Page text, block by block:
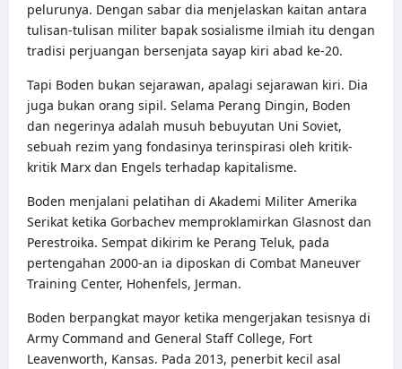
pelurunya. Dengan sabar dia menjelaskan kaitan antara
tulisan-tulisan militer bapak sosialisme ilmiah itu dengan
tradisi perjuangan bersenjata sayap kiri abad ke-20.
Tapi Boden bukan sejarawan, apalagi sejarawan kiri. Dia
juga bukan orang sipil. Selama Perang Dingin, Boden
dan negerinya adalah musuh bebuyutan Uni Soviet,
sebuah rezim yang fondasinya terinspirasi oleh kritik-
kritik Marx dan Engels terhadap kapitalisme.
Boden menjalani pelatihan di Akademi Militer Amerika
Serikat ketika Gorbachev memproklamirkan Glasnost dan
Perestroika. Sempat dikirim ke Perang Teluk, pada
pertengahan 2000-an ia diposkan di Combat Maneuver
Training Center, Hohenfels, Jerman.
Boden berpangkat mayor ketika mengerjakan tesisnya di
Army Command and General Staff College, Fort
Leavenworth, Kansas. Pada 2013, penerbit kecil asal